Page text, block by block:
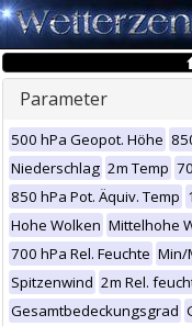
Parameter
500 hPa Geopot. Höhe
Niederschlag 2m Temp
850 hPa Pot. Äquiv. Temp
Hohe Wolken Mittelhohe
700 hPa Rel. Feuchte Min/
Spitzenwind 2m Rel.
Gesamtbedeckungsgrad